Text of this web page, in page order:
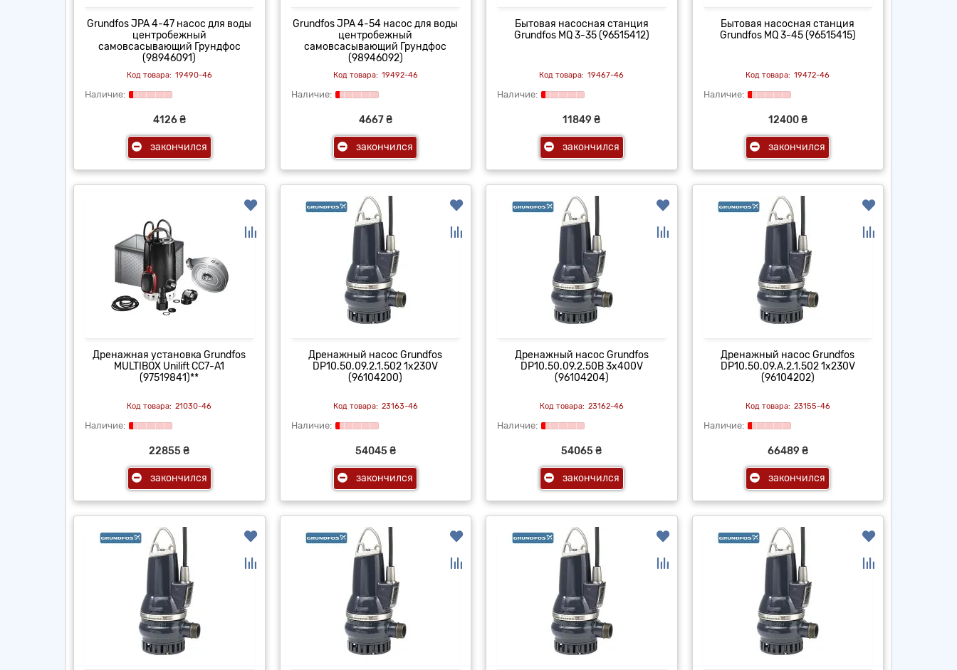
Grundfos JPA 4-47 насос для воды
центробежный
самовсасывающий Грундфос
(98946091)
19490-46
4126 ₴
закончился
Grundfos JPA 4-54 насос для воды
центробежный
самовсасывающий Грундфос
(98946092)
19492-46
4667 ₴
закончился
Бытовая насосная станция
Grundfos MQ 3-35 (96515412)
19467-46
11849 ₴
закончился
Бытовая насосная станция
Grundfos MQ 3-45 (96515415)
19472-46
12400 ₴
закончился
Дренажная установка Grundfos
MULTIBOX Unilift CC7-A1
(97519841)**
21030-46
22855 ₴
закончился
Дренажный насос Grundfos
DP10.50.09.2.1.502 1x230V
(96104200)
23163-46
54045 ₴
закончился
Дренажный насос Grundfos
DP10.50.09.2.50B 3x400V
(96104204)
23162-46
54065 ₴
закончился
Дренажный насос Grundfos
DP10.50.09.A.2.1.502 1x230V
(96104202)
23155-46
66489 ₴
закончился